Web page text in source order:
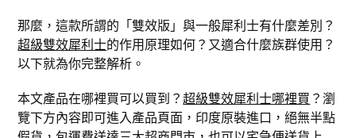
那麼，這款所謂的「雙效版」與一般犀利士有什麼差別？
超級雙效犀利士的作用原理如何？又適合什麼族群使用？
以下就為你完整解析。
本文產品在哪裡買可以買到？超級雙效犀利士哪裡買 ？瀏
覽下方內容即可進入產品頁面，印度原裝進口，絕無半點